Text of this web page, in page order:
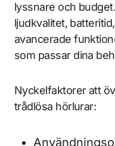
lyssnare och
ljudkvalitet,
avancerade
som passar dina
Nyckelfaktorer att
trådlösa hörlurar: